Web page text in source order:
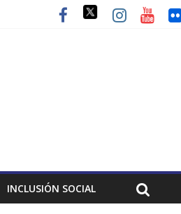
INCLUSIÓN SOCIAL